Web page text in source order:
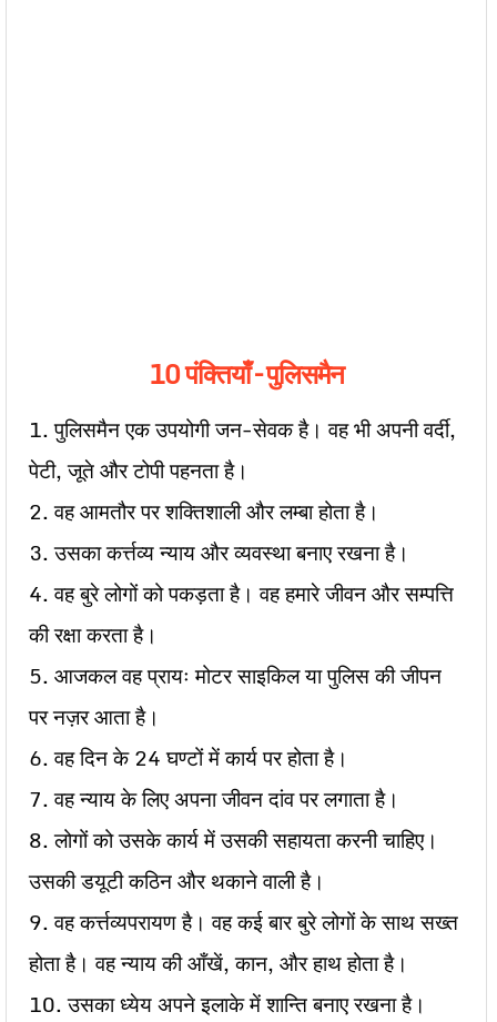
10 पंक्तियाँ – पुलिसमैन
1. पुलिसमैन एक उपयोगी जन-सेवक है। वह भी अपनी वर्दी,
पेटी, जूते और टोपी पहनता है।
2. वह आमतौर पर शक्तिशाली और लम्बा होता है।
3. उसका कर्त्तव्य न्याय और व्यवस्था बनाए रखना है।
4. वह बुरे लोगों को पकड़ता है। वह हमारे जीवन और सम्पत्ति
की रक्षा करता है।
5. आजकल वह प्रायः मोटर साइकिल या पुलिस की जीपन
पर नज़र आता है।
6. वह दिन के 24 घण्टों में कार्य पर होता है।
7. वह न्याय के लिए अपना जीवन दांव पर लगाता है।
8. लोगों को उसके कार्य में उसकी सहायता करनी चाहिए।
उसकी डयूटी कठिन और थकाने वाली है।
9. वह कर्त्तव्यपरायण है। वह कई बार बुरे लोगों के साथ सख्त
होता है। वह न्याय की आँखें, कान, और हाथ होता है।
10. उसका ध्येय अपने इलाके में शान्ति बनाए रखना है।